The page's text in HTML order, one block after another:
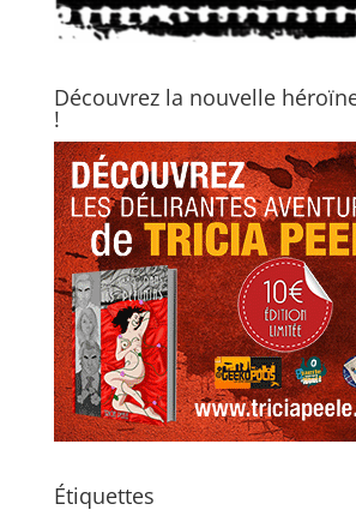
Découvrez la nouvelle
!
Étiquettes